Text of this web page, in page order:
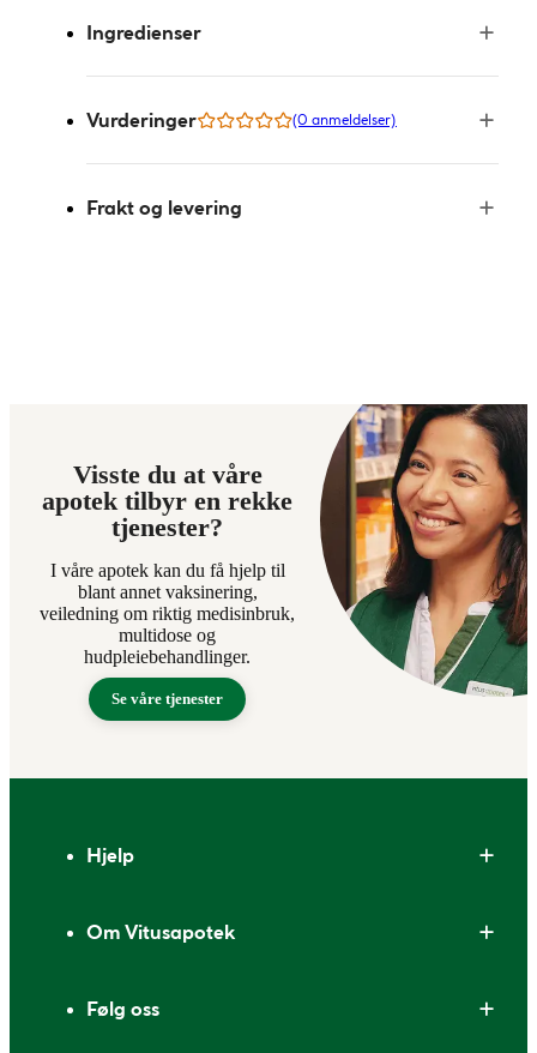
Ingredienser
Vurderinger (0 anmeldelser)
Frakt og levering
Visste du at våre
apotek tilbyr en rekke
tjenester?
I våre apotek kan du få hjelp til
blant annet vaksinering,
veiledning om riktig medisinbruk,
multidose og
hudpleiebehandlinger.
Se våre tjenester
Hjelp
Om Vitusapotek
Følg oss